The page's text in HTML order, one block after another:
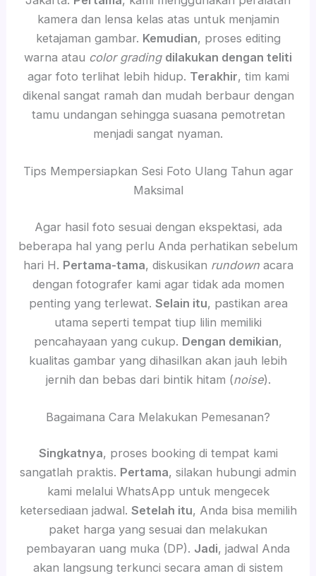
kamera dan lensa kelas atas untuk menjamin
ketajaman gambar. Kemudian, proses editing
warna atau color grading dilakukan dengan teliti
agar foto terlihat lebih hidup. Terakhir, tim kami
dikenal sangat ramah dan mudah berbaur dengan
tamu undangan sehingga suasana pemotretan
menjadi sangat nyaman.
Tips Mempersiapkan Sesi Foto Ulang Tahun agar
Maksimal
Agar hasil foto sesuai dengan ekspektasi, ada
beberapa hal yang perlu Anda perhatikan sebelum
hari H. Pertama-tama, diskusikan rundownacara
dengan fotografer kami agar tidak ada momen
penting yang terlewat. Selain itu, pastikan area
utama seperti tempat tiup lilin memiliki
pencahayaan yang cukup. Dengan demikian,
kualitas gambar yang dihasilkan akan jauh lebih
jernih dan bebas dari bintik hitam (noise).
Bagaimana Cara Melakukan Pemesanan?
Singkatnya, proses booking di tempat kami
sangatlah praktis. Pertama, silakan hubungi admin
kami melalui WhatsApp untuk mengecek
ketersediaan jadwal. Setelah itu, Anda bisa memilih
paket harga yang sesuai dan melakukan
pembayaran uang muka (DP). Jadi, jadwal Anda
akan langsung terkunci secara aman di sistem